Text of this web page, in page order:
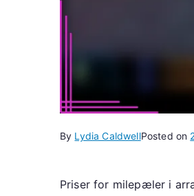
By Lydia CaldwellPosted on
Priser for milepæler i